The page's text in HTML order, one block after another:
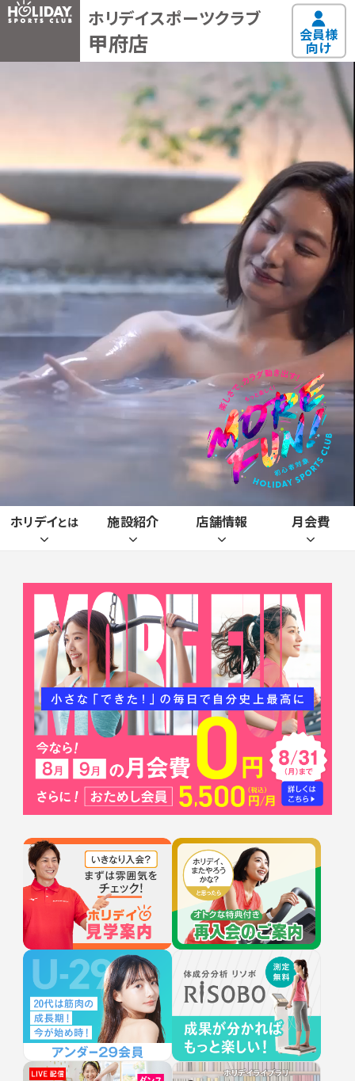
ホリデイスポーツクラブ
甲府店 会員様
向け
ホリデイとは 施設紹介 店舗情報 月会費